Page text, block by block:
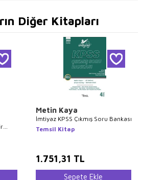
Diğer Kitapları
Metin Kaya
İmtiyaz KPSS Çıkmış Soru Bankası
Temsil Kitap
1.751,31 TL
Sepete Ekle